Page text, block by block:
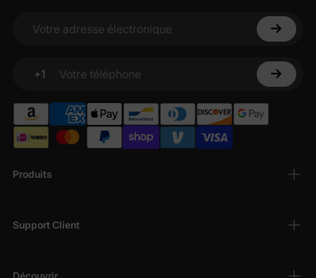
Produits
Support Client
Découvrir
Votre adresse électronique
+1
Votre téléphone